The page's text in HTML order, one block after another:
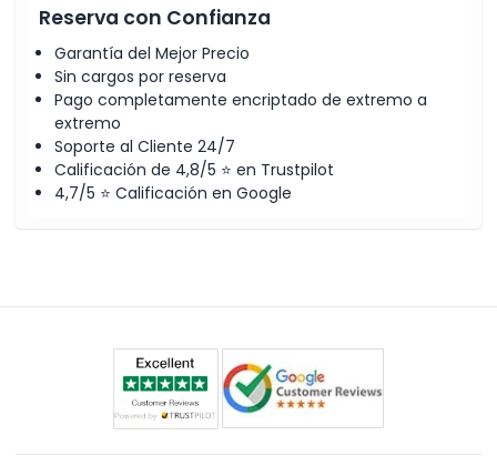
Reserva con Confianza
Garantía del Mejor Precio
Sin cargos por reserva
Pago completamente encriptado de extremo a
extremo
Soporte al Cliente 24/7
Calificación de 4,8/5 ⭐ en Trustpilot
4,7/5 ⭐ Calificación en Google